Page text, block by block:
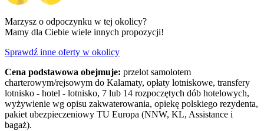
Marzysz o odpoczynku w tej okolicy?
Mamy dla Ciebie wiele innych propozycji!
Sprawdź inne oferty w okolicy
Cena podstawowa obejmuje: przelot samolotem
charterowym/rejsowym do Kalamaty, opłaty lotniskowe, transfery
lotnisko - hotel - lotnisko, 7 lub 14 rozpoczętych dób hotelowych,
wyżywienie wg opisu zakwaterowania, opiekę polskiego rezydenta,
pakiet ubezpieczeniowy TU Europa (NNW, KL, Assistance i
bagaż).